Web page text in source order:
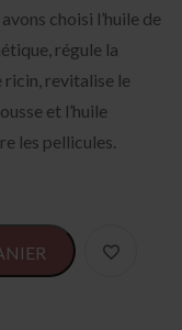
choisi l’huile de
régule la
ricin, revitalise le
et l’huile
les pellicules.